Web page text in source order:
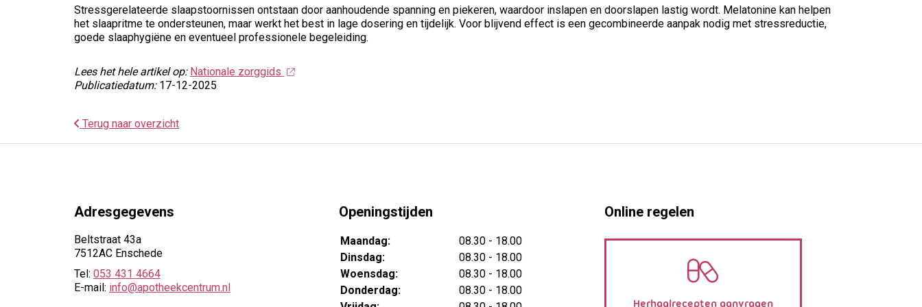
Stressgerelateerde slaapstoornissen ontstaan door aanhoudende spanning en piekeren, waardoor inslapen en doorslapen lastig wordt. Melatonine kan helpen
het slaapritme te ondersteunen, maar werkt het best in lage dosering en tijdelijk. Voor blijvend effect is een gecombineerde aanpak nodig met stressreductie,
goede slaaphygiëne en eventueel professionele begeleiding.
Lees het hele artikel op: Nationale zorggids
Publicatiedatum: 17-12-2025
Terug naar overzicht
Adresgegevens
Beltstraat 43a
7512AC Enschede
Tel: 053 431 4664
E-mail: info@apotheekcentrum.nl
Openingstijden
Maandag:
08.30 - 18.00
Dinsdag:
08.30 - 18.00
Woensdag:
08.30 - 18.00
Donderdag:
08.30 - 18.00
Online regelen
Herhaalrecepten aanvragen